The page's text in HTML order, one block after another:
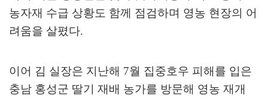
농자재 수급 상황도 함께 점검하며 영농 현장의 어
려움을 살폈다.
이어 김 실장은 지난해 7월 집중호우 피해를 입은
충남 홍성군 딸기 재배 농가를 방문해 영농 재개